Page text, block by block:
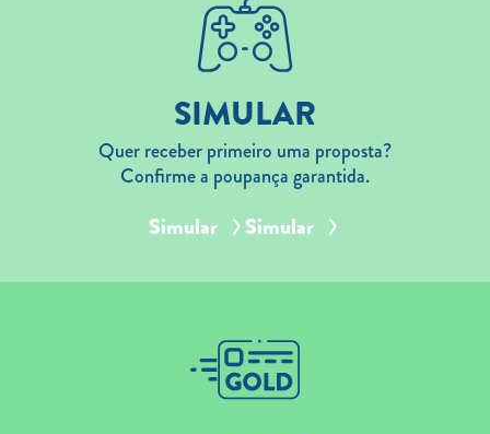
SIMULAR
Quer receber primeiro uma proposta?
Confirme a poupança garantida.
Simular Simular